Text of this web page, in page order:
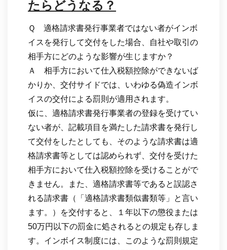
たらどうなる？
Ｑ 適格請求書発行事業者ではない者がインボ
イスを発行して交付をした場合、自社や取引の
相手方にどのような影響が生じますか？
Ａ 相手方において仕入税額控除ができないば
かりか、交付サイドでは、いわゆる偽造インボ
イスの交付による罰則が適用されます。
仮に、適格請求書発行事業者の登録を受けてい
ない者が、記載項目を満たした請求書を発行し
て交付をしたとしても、そのような請求書は適
格請求書等としては認められず、交付を受けた
相手方において仕入税額控除を受けることがで
きません。また、適格請求書等であると誤認さ
れる請求書（「適格請求書類似書類等」と言い
ます。）を交付すると、１年以下の懲役または
50万円以下の罰金に処されるとの規定も存しま
す。インボイス制度には、このような罰則規定